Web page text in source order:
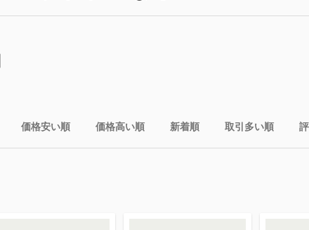
価格安い順 価格高い順 新着順 取引多い順